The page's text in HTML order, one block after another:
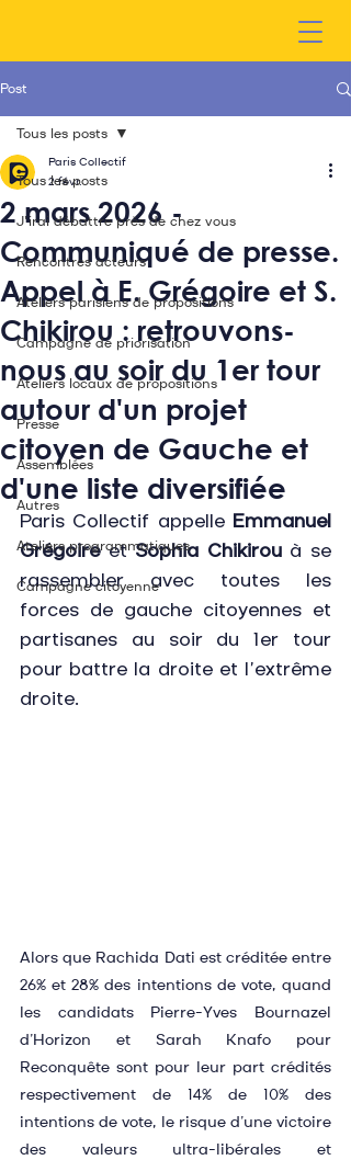
Post
Tous les posts
J'irai débattre près de chez vous
Rencontres acteurs
Ateliers parisiens de propositions
Campagne de priorisation
Ateliers locaux de propositions
Presse
Assemblées
Autres
Ateliers programmatiques
Campagne citoyenne
Tous les posts
2 mars 2026 -
Communiqué de presse.
Appel à E. Grégoire et S.
Chikirou : retrouvons-
nous au soir du 1er tour
autour d'un projet
citoyen de Gauche et
d'une liste diversifiée
Paris Collectif
2 févr.
Paris Collectif appelle Emmanuel
Grégoire et Sophia Chikirou à se
rassembler avec toutes les
forces de gauche citoyennes et
partisanes au soir du 1er tour
pour battre la droite et l’extrême
droite.
Alors que Rachida Dati est créditée entre
26% et 28% des intentions de vote, quand
les candidats Pierre-Yves Bournazel
d’Horizon et Sarah Knafo pour
Reconquête sont pour leur part crédités
respectivement de 14% de 10% des
intentions de vote, le risque d’une victoire
des valeurs ultra-libérales et